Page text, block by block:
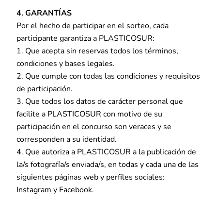
4. GARANTÍAS
Por el hecho de participar en el sorteo, cada
participante garantiza a PLASTICOSUR:
1. Que acepta sin reservas todos los términos,
condiciones y bases legales.
2. Que cumple con todas las condiciones y requisitos
de participación.
3. Que todos los datos de carácter personal que
facilite a PLASTICOSUR con motivo de su
participación en el concurso son veraces y se
corresponden a su identidad.
4. Que autoriza a PLASTICOSUR a la publicación de
la/s fotografía/s enviada/s, en todas y cada una de las
siguientes páginas web y perfiles sociales:
Instagram y Facebook.